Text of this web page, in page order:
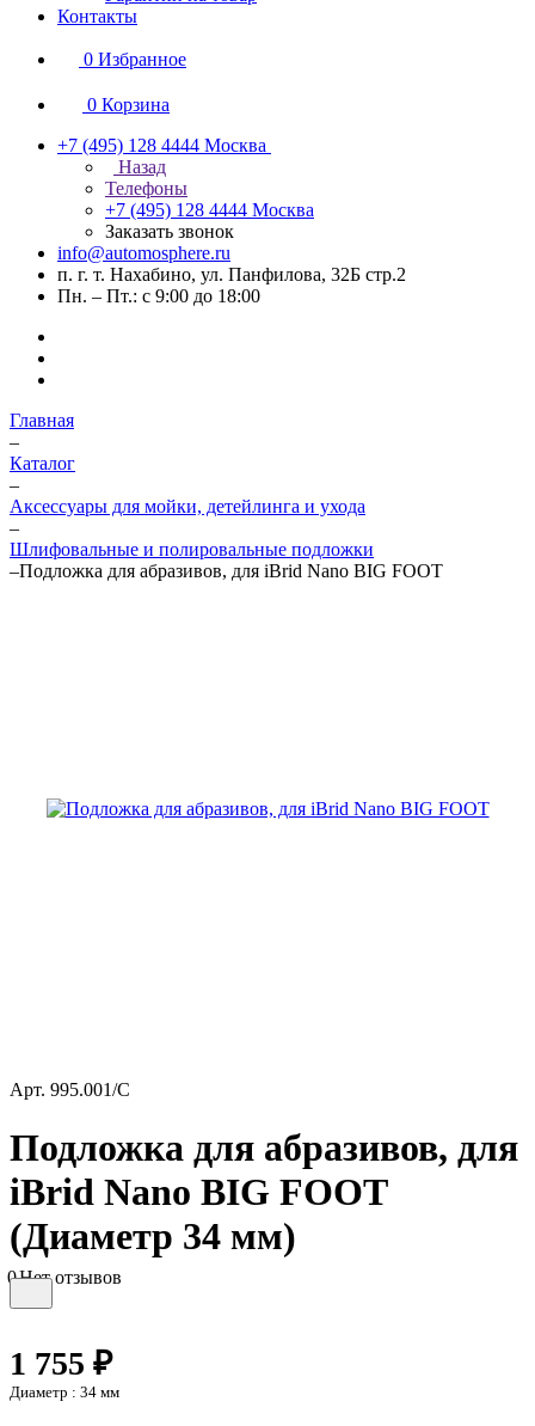
Контакты
0 Избранное
0 Корзина
+7 (495) 128 4444 Москва
Назад
Телефоны
+7 (495) 128 4444 Москва
Заказать звонок
info@automosphere.ru
п. г. т. Нахабино, ул. Панфилова, 32Б стр.2
Пн. – Пт.: с 9:00 до 18:00
Главная
–
Каталог
–
Аксессуары для мойки, детейлинга и ухода
–
Шлифовальные и полировальные подложки
–Подложка для абразивов, для iBrid Nano BIG FOOT
Арт. 995.001/C
Подложка для абразивов, для
iBrid Nano BIG FOOT
(Диаметр 34 мм)
0Нет отзывов
1 755 ₽
Диаметр : 34 мм